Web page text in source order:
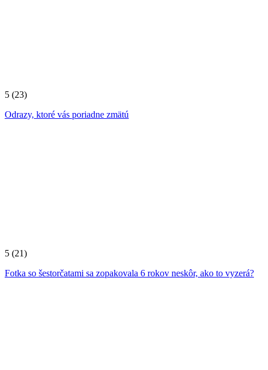
5 (23)
Odrazy, ktoré vás poriadne zmätú
5 (21)
Fotka so šestorčatami sa zopakovala 6 rokov neskôr, ako to vyzerá?